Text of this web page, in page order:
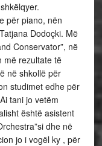
për piano, nën
Dodoçki. Më
Conservator”, në
më rezultate të
në shkollë për
studimet edhe për
tani jo vetëm
është asistent
dhe në
jo i vogël ky , për